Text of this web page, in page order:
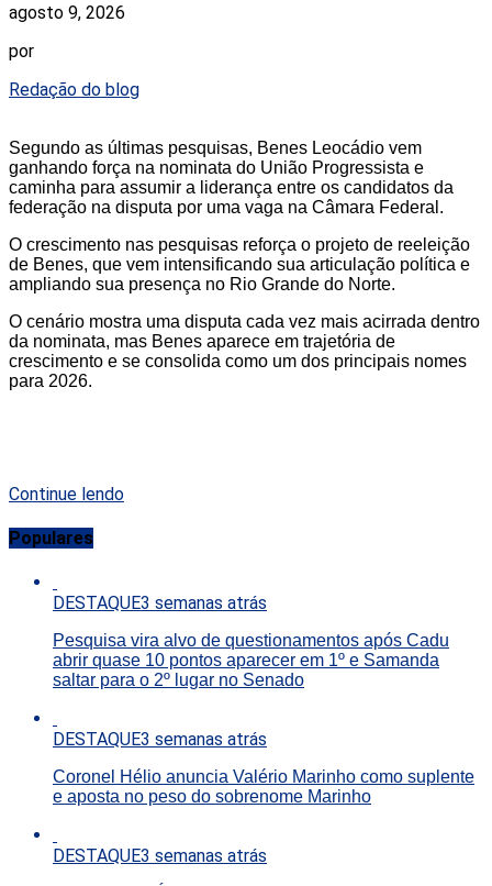
agosto 9, 2026
por
Redação do blog
Segundo as últimas pesquisas, Benes Leocádio vem
ganhando força na nominata do União Progressista e
caminha para assumir a liderança entre os candidatos da
federação na disputa por uma vaga na Câmara Federal.
O crescimento nas pesquisas reforça o projeto de reeleição
de Benes, que vem intensificando sua articulação política e
ampliando sua presença no Rio Grande do Norte.
O cenário mostra uma disputa cada vez mais acirrada dentro
da nominata, mas Benes aparece em trajetória de
crescimento e se consolida como um dos principais nomes
para 2026.
Continue lendo
Populares
DESTAQUE3 semanas atrás
Pesquisa vira alvo de questionamentos após Cadu
abrir quase 10 pontos aparecer em 1º e Samanda
saltar para o 2º lugar no Senado
DESTAQUE3 semanas atrás
Coronel Hélio anuncia Valério Marinho como suplente
e aposta no peso do sobrenome Marinho
DESTAQUE3 semanas atrás